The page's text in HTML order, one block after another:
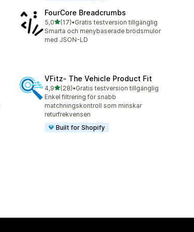
FourCore Breadcrumbs
5,0av 5 stjärnor
(17)
17 recensioner totalt
•Gratis testversion tillgänglig
Smarta och menybaserade brödsmulor
med JSON-LD
VFitz‑ The Vehicle Product Fit
4,9av 5 stjärnor
(28)
28 recensioner totalt
•Gratis testversion tillgänglig
Enkel filtrering för snabb
matchningskontroll som minskar
returfrekvensen
Built for Shopify